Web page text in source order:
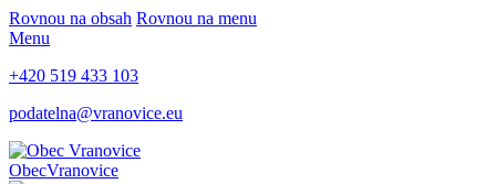
Rovnou na obsah Rovnou na menu
Menu
+420 519 433 103
podatelna@vranovice.eu
ObecVranovice